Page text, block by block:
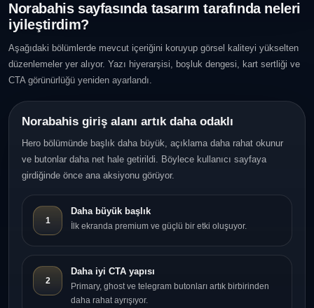
Norabahis sayfasında tasarım tarafında neleri
iyileştirdim?
Aşağıdaki bölümlerde mevcut içeriğini koruyup görsel kaliteyi yükselten
düzenlemeler yer alıyor. Yazı hiyerarşisi, boşluk dengesi, kart sertliği ve
CTA görünürlüğü yeniden ayarlandı.
Norabahis giriş alanı artık daha odaklı
Hero bölümünde başlık daha büyük, açıklama daha rahat okunur
ve butonlar daha net hale getirildi. Böylece kullanıcı sayfaya
girdiğinde önce ana aksiyonu görüyor.
1
Daha büyük başlık
İlk ekranda premium ve güçlü bir etki oluşuyor.
2
Daha iyi CTA yapısı
Primary, ghost ve telegram butonları artık birbirinden
daha rahat ayrışıyor.